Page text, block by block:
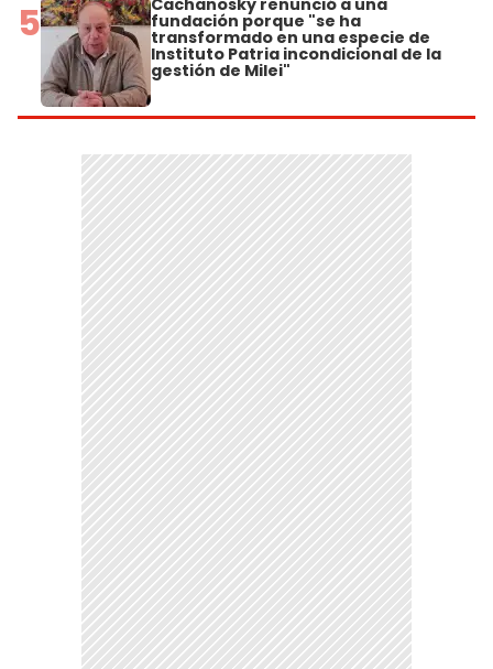
5 fundación porque "se ha
transformado en una especie de
Instituto Patria incondicional de la
gestión de Milei"